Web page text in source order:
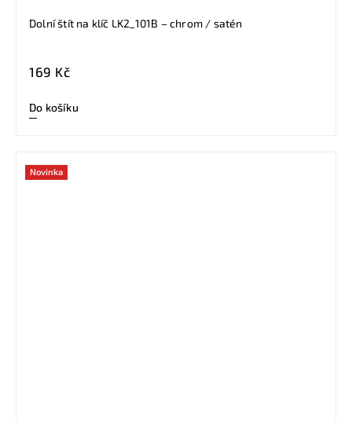
Dolní štít na klíč LK2_101B – chrom / satén
169 Kč
Do košíku
Novinka